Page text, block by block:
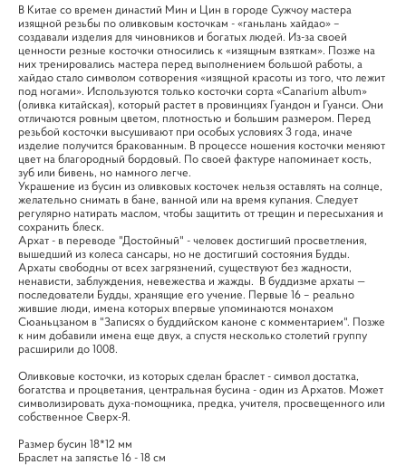
В Китае со времен династий Мин и Цин в городе Сужчоу мастера
изящной резьбы по оливковым косточкам - «ганьлань хайдао» –
создавали изделия для чиновников и богатых людей. Из-за своей
ценности резные косточки относились к «изящным взяткам». Позже на
них тренировались мастера перед выполнением большой работы, а
хайдао стало символом сотворения «изящной красоты из того, что лежит
под ногами». Используются только косточки сорта «Canarium album»
(оливка китайская), который растет в провинциях Гуандон и Гуанси. Они
отличаются ровным цветом, плотностью и большим размером. Перед
резьбой косточки высушивают при особых условиях 3 года, иначе
изделие получится бракованным. В процессе ношения косточки меняют
цвет на благородный бордовый. По своей фактуре напоминает кость,
зуб или бивень, но намного легче.
​Украшение из бусин из оливковых косточек нельзя оставлять на солнце,
желательно снимать в бане, ванной или на время купания. Следует
регулярно натирать маслом, чтобы защитить от трещин и пересыхания и
сохранить блеск.
Архат - в переводе "Достойный" - человек достигший просветления,
вышедший из колеса сансары, но не достигший состояния Будды.
Архаты свободны от всех загрязнений, существуют без жадности,
ненависти, заблуждения, невежества и жажды. В буддизме архаты —
последователи Будды, хранящие его учение. Первые 16 – реально
жившие люди, имена которых впервые упоминаются монахом
Сюаньцзаном в "Записях о буддийском каноне с комментарием". Позже
к ним добавили имена еще двух, а спустя несколько столетий группу
расширили до 1008.
Оливковые косточки, из которых сделан браслет - символ достатка,
богатства и процветания, центральная бусина - один из Архатов. Может
символизировать духа-помощника, предка, учителя, просвещенного или
собственное Сверх-Я.
Размер бусин 18*12 мм
Браслет на запястье 16 - 18 см